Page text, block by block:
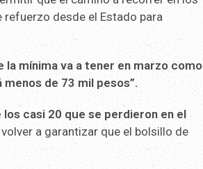
refuerzo desde el Estado para
la mínima va a tener en marzo como
de 73 mil pesos”.
casi 20 que se perdieron en el
a garantizar que el bolsillo de